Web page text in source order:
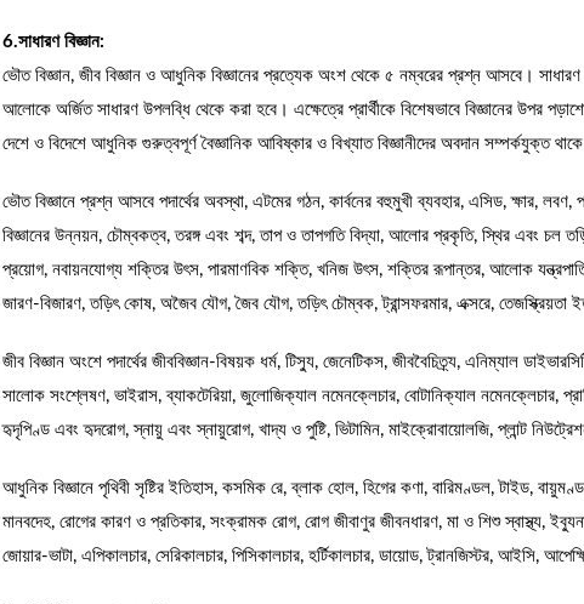
6.সাধারণ বিজ্ঞান:
ভৌত বিজ্ঞান, জীব বিজ্ঞান ও আধুনিক বিজ্ঞানের প্রত্যেক অংশ থেকে ৫ নম্বরের প্রশ্ন আসবে। সাধারণ
আলোকে অর্জিত সাধারণ উপলব্ধি থেকে করা হবে। এক্ষেত্রে প্রার্থীকে বিশেষভাবে বিজ্ঞানের উপর
দেশে ও বিদেশে আধুনিক গুরুত্বপূর্ণ বৈজ্ঞানিক আবিষ্কার ও বিখ্যাত বিজ্ঞানীদের অবদান সম্পর্কযুক্ত
ভৌত বিজ্ঞানে প্রশ্ন আসবে পদার্থের অবস্থা, এটমের গঠন, কার্বনের বহুমুখী ব্যবহার, এসিড, ক্ষার, লবণ,
বিজ্ঞানের উন্নয়ন, চৌম্বকত্ব, তরঙ্গ এবং শব্দ, তাপ ও তাপগতি বিদ্যা, আলোর প্রকৃতি, স্থির এবং চল
প্রয়োগ, নবায়নযোগ্য শক্তির উৎস, পারমাণবিক শক্তি, খনিজ উৎস, শক্তির রূপান্তর, আলোক
জারণ-বিজারণ, তড়িৎ কোষ, অজৈব যৌগ, জৈব যৌগ, তড়িৎ চৌম্বক, ট্রান্সফরমার, এক্সরে, তেজস্ক্রিয়তা
জীব বিজ্ঞান অংশে পদার্থের জীববিজ্ঞান-বিষয়ক ধর্ম, টিস্যু, জেনেটিকস, জীববৈচিত্র্য, এনিম্যাল
সালোক সংশ্লেষণ, ভাইরাস, ব্যাকটেরিয়া, জুলোজিক্যাল নমেনক্লেচার, বোটানিক্যাল
হৃদৃপিণ্ড এবং হৃদরোগ, স্নায়ু এবং স্নায়ুরোগ, খাদ্য ও পুষ্টি, ভিটামিন, মাইক্রোবায়োলজি, প্লান্ট
আধুনিক বিজ্ঞানে পৃথিবী সৃষ্টির ইতিহাস, কসমিক রে, ব্লাক হোল, হিগের কণা, বারিমণ্ডল, টাইড,
মানবদেহ, রোগের কারণ ও প্রতিকার, সংক্রামক রোগ, রোগ জীবাণুর জীবনধারণ, মা ও শিশু স্বাস্থ্য,
জোয়ার-ভাটা, এপিকালচার, সেরিকালচার, পিসিকালচার, হর্টিকালচার, ডায়োড, ট্রানজিস্টর, আইসি,